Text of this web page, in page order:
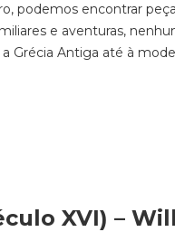
, podemos encontrar
e aventuras,
Grécia Antiga até à
XVI) –